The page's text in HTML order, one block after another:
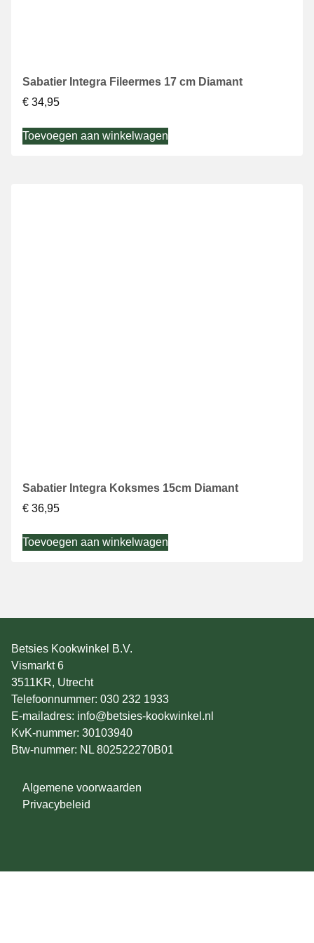
Sabatier Integra Fileermes 17 cm Diamant
€ 34,95
Toevoegen aan winkelwagen
Sabatier Integra Koksmes 15cm Diamant
€ 36,95
Toevoegen aan winkelwagen
Betsies Kookwinkel B.V.
Vismarkt 6
3511KR, Utrecht
Telefoonnummer: 030 232 1933
E-mailadres: info@betsies-kookwinkel.nl
KvK-nummer: 30103940
Btw-nummer: NL 802522270B01
Algemene voorwaarden
Privacybeleid